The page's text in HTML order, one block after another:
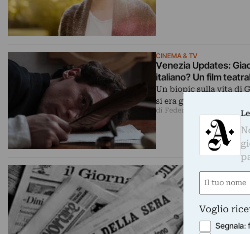
CINEMA & TV
Venezia Updates:
italiano? Un film
Un biopic sulla vita di
si era già confrontato
di Federica Polidoro
Nome
Voglio
Segnala: